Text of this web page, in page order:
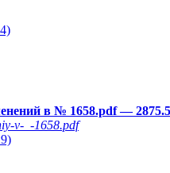
в № 1658.pdf—
v-_-1658.pdf